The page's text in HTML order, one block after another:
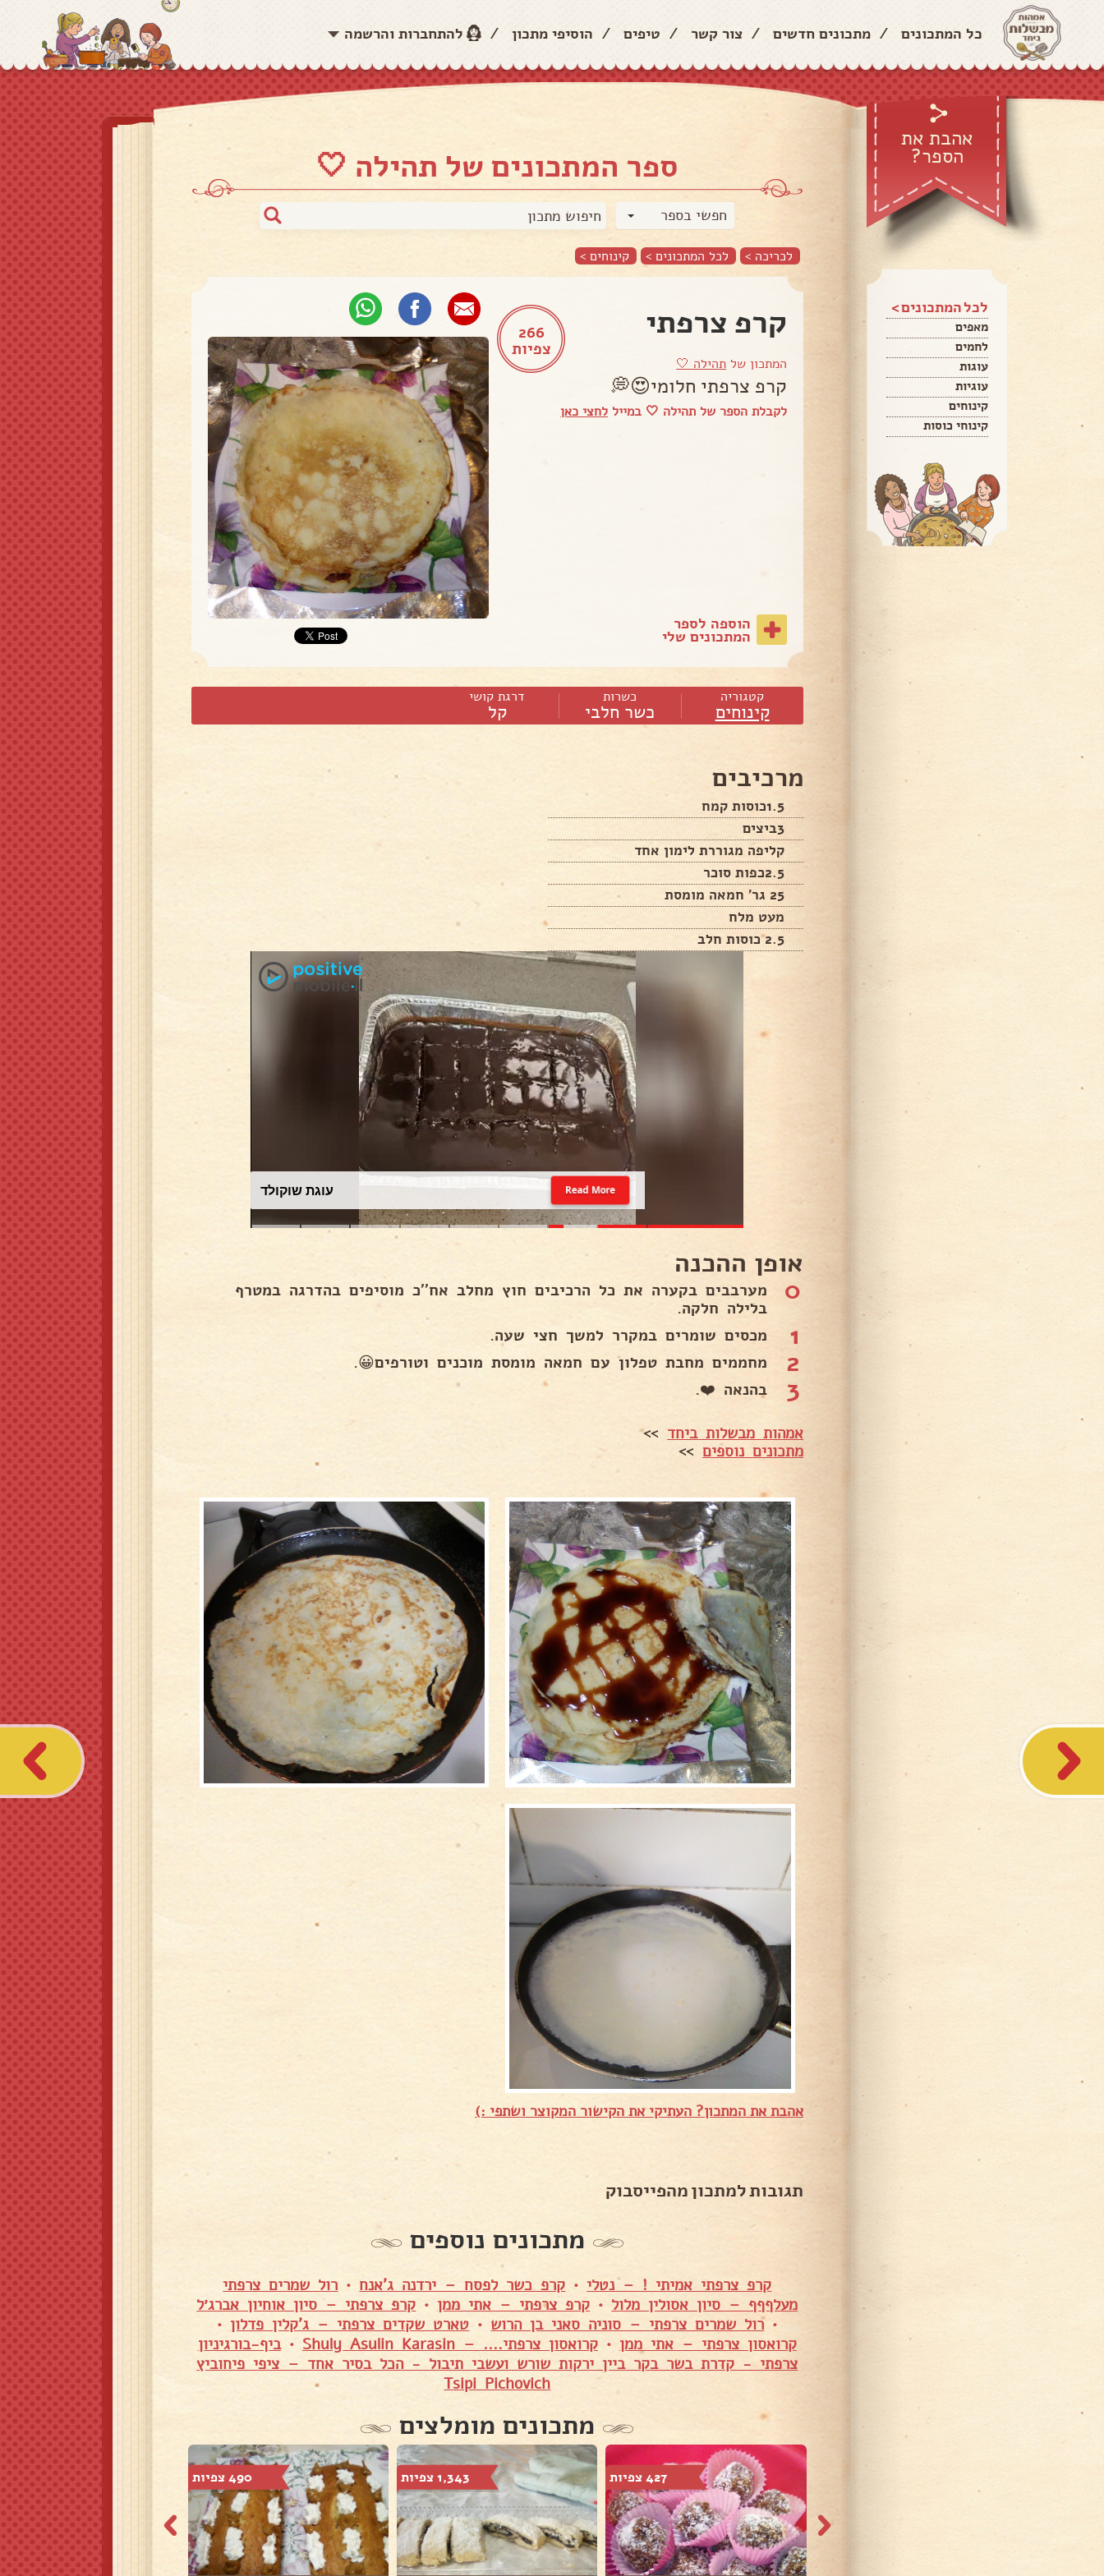
כל המתכונים / מתכונים חדשים / צור קשר / טיפים / הוסיפי מתכון / להתחברות והרשמה
אהבת את
הספר?
לכל המתכונים >
מאפים
לחמים
עוגות
עוגיות
קינוחים
קינוחי כוסות
ספר המתכונים של תהילה 🤍
חפשי בספר
לכריכה > לכל המתכונים > קינוחים >
266
צפיות
קרפ צרפתי
המתכון של תהילה 🤍
קרפ צרפתי חלומי😍💭
לקבלת הספר של תהילה 🤍 במייל לחצי כאן
הוספה לספר
המתכונים שלי
קטגוריה
קינוחים
כשרות
כשר חלבי
דרגת קושי
קל
מרכיבים
1.5כוסות קמח
3ביצים
קליפה מגוררת לימון אחד
2.5כפות סוכר
25 גר' חמאה מומסת
מעט מלח
2.5 כוסות חלב
עוגת שוקולד Read More
אופן ההכנה
0
מערבבים בקערה את כל הרכיבים חוץ מחלב אח''כ מוסיפים בהדרגה במטרף
בלילה חלקה.
1 מכסים שומרים במקרר למשך חצי שעה.
2 מחממים מחבת טפלון עם חמאה מומסת מוכנים וטורפים😀.
3 בהנאה ❤️.
אמהות מבשלות ביחד >>
מתכונים נוספים>>
אהבת את המתכון? העתיקי את הקישור המקוצר ושתפי :)
תגובות למתכון מהפייסבוק
מתכונים נוספים
קרפ צרפתי אמיתי ! – נטלי•קרפ כשר לפסח – ירדנה ג'אנח•רול שמרים צרפתי
מעלףףף – סיון אסולין מלול•קרפ צרפתי – אתי ממן•קרפ צרפתי – סיון אוחיון אברג׳ל
•רול שמרים צרפתי – סוניה סאני בן הרוש•טארט שקדים צרפתי – ג'קלין פדלון•
קרואסון צרפתי – אתי ממן•קרואסון צרפתי.... – Shuly Asulin Karasin •ביף-בורגיניון
צרפתי - קדרת בשר בקר ביין ירקות שורש ועשבי תיבול - הכל בסיר אחד – ציפי פיחוביץ
Tsipi Pichovich
מתכונים מומלצים
427 צפיות 1,343 צפיות 490 צפיות